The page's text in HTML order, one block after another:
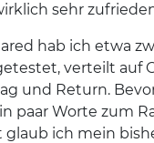
sehr
hab ich etwa
verteilt auf
und Return.
paar Worte zum
glaub ich mein